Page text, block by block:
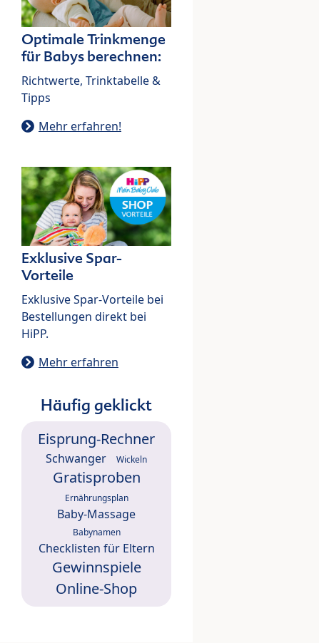
Optimale Trinkmenge
für Babys berechnen:
Richtwerte, Trinktabelle &
Tipps
Mehr erfahren!
Exklusive Spar-
Vorteile
Exklusive Spar-Vorteile bei
Bestellungen direkt bei
HiPP.
Mehr erfahren
Häufig geklickt
Eisprung-Rechner
Schwanger Wickeln
Gratisproben
Ernährungsplan
Baby-Massage
Babynamen
Checklisten für Eltern
Gewinnspiele
Online-Shop